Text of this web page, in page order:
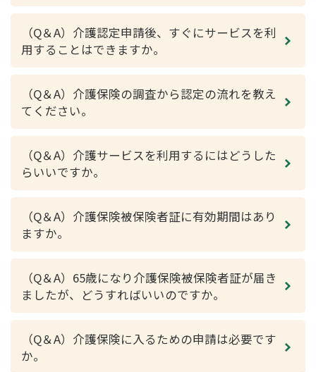
（Q＆A）介護認定申請後、すぐにサービスを利
用することはできますか。
（Q＆A）介護保険の調査から認定の流れを教え
てください。
（Q＆A）介護サービスを利用するにはどうした
らいいですか。
（Q＆A）介護保険被保険者証に有効期間はあり
ますか。
（Q＆A）65歳になり介護保険被保険者証が届き
ましたが、どうすればいいのですか。
（Q＆A）介護保険に入るための申請は必要です
か。